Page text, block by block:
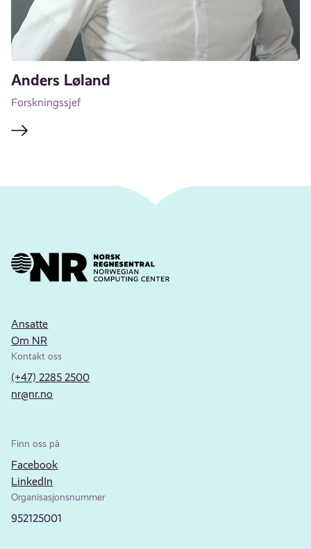
Anders Løland
Forskningssjef
Ansatte
Om NR
Kontakt oss
(+47) 2285 2500
nr@nr.no
Finn oss på
Facebook
LinkedIn
Organisasjonsnummer
952125001